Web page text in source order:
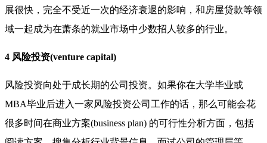
展很快，完全不受近一次的经济衰退的影响，和房屋贷款等领
域一起成为在萧条的就业市场中少数招人较多的行业。
4 风险投资(venture capital)
风险投资向处于成长期的公司投资。如果你在大学毕业或
MBA毕业后进入一家风险投资公司工作的话，那么可能会花
很多时间在商业方案(business plan) 的可行性分析方面，包括